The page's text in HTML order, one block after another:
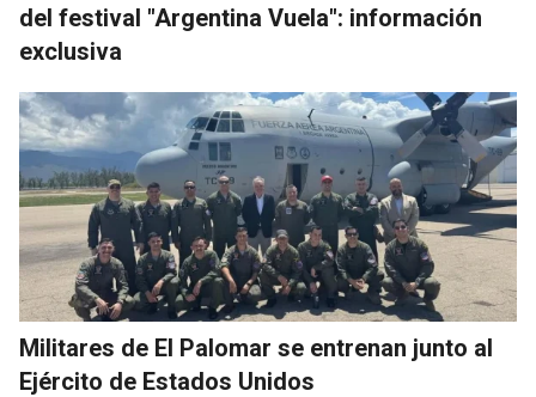
del festival "Argentina Vuela": información
exclusiva
Militares de El Palomar se entrenan junto al
Ejército de Estados Unidos